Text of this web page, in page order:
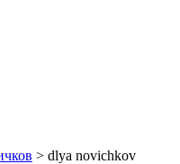
> dlya novichkov